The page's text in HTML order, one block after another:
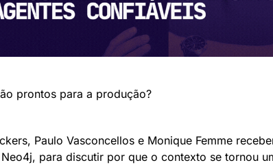
prontos para a produção?
Paulo Vasconcellos e Monique Femme
para discutir por que o contexto se tornou